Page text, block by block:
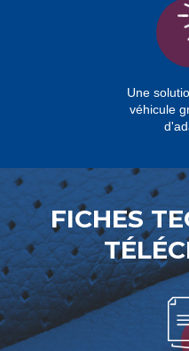
Une
véhicule
FICHES